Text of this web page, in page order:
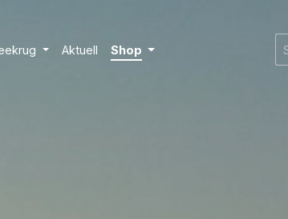
Aktuell Shop